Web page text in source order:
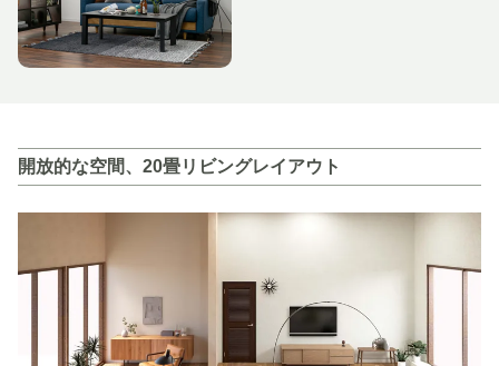
開放的な空間、20畳リビングレイアウト